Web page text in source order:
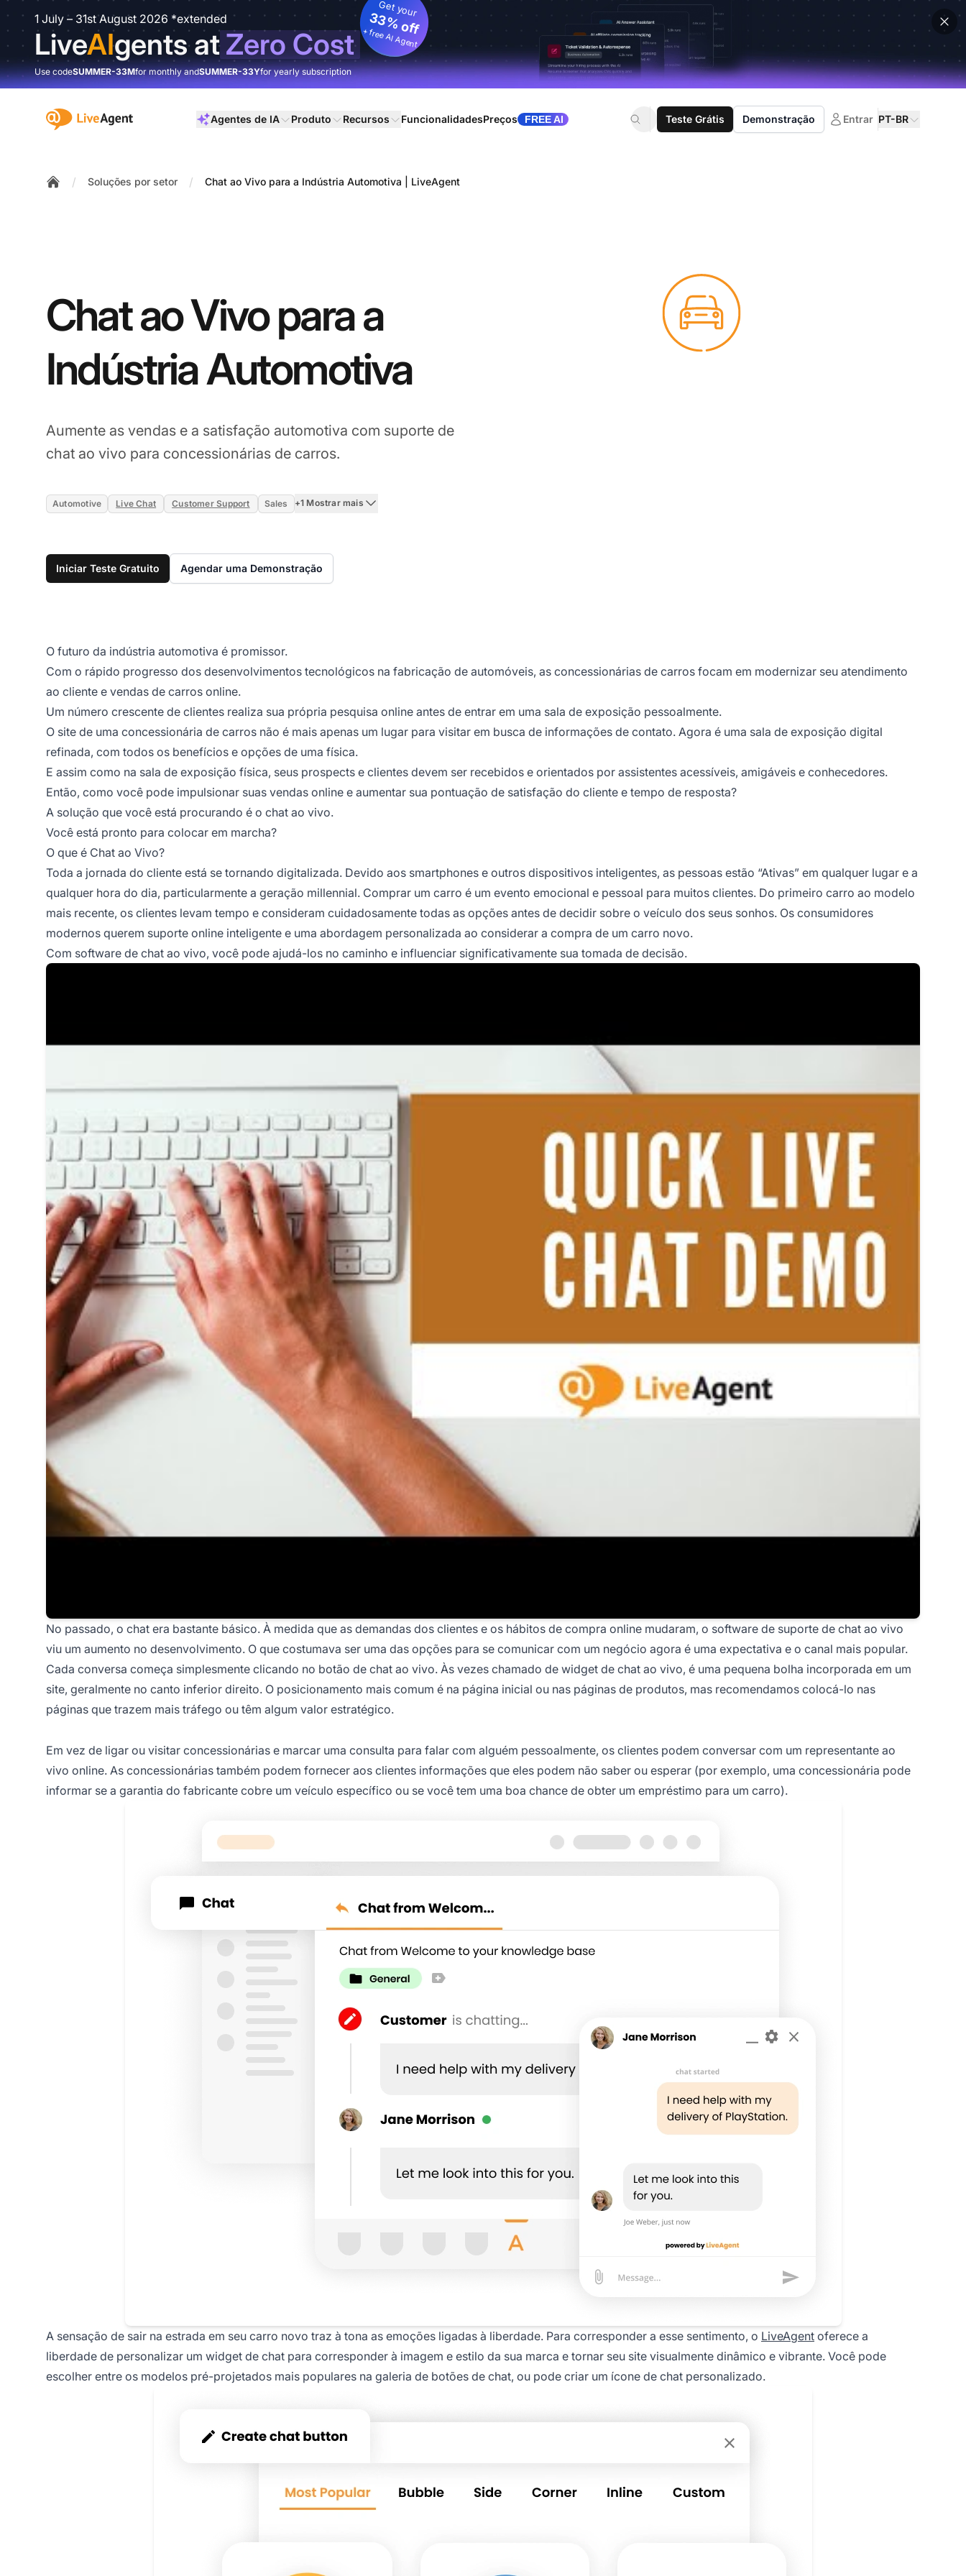
1 July – 31st August 2026 *extended
LiveAIgents atZero Cost
Get your
33% off
+ free AI Agent
Use codeSUMMER-33Mfor monthly andSUMMER-33Yfor yearly subscription
:site.title Agentes de IA Produto Recursos FuncionalidadesPreços FREE AI Teste Grátis Demonstração Entrar PT-BR
/ Soluções por setor / Chat ao Vivo para a Indústria Automotiva | LiveAgent
Chat ao Vivo para a
Indústria Automotiva
Aumente as vendas e a satisfação automotiva com suporte de
chat ao vivo para concessionárias de carros.
Automotive Live Chat Customer Support Sales +1 Mostrar mais
Iniciar Teste Gratuito Agendar uma Demonstração
O futuro da indústria automotiva é promissor.
Com o rápido progresso dos desenvolvimentos tecnológicos na fabricação de automóveis, as concessionárias de carros focam em modernizar seu atendimento
ao cliente e vendas de carros online.
Um número crescente de clientes realiza sua própria pesquisa online antes de entrar em uma sala de exposição pessoalmente.
O site de uma concessionária de carros não é mais apenas um lugar para visitar em busca de informações de contato. Agora é uma sala de exposição digital
refinada, com todos os benefícios e opções de uma física.
E assim como na sala de exposição física, seus prospects e clientes devem ser recebidos e orientados por assistentes acessíveis, amigáveis e conhecedores.
Então, como você pode impulsionar suas vendas online e aumentar sua pontuação de satisfação do cliente e tempo de resposta?
A solução que você está procurando é o chat ao vivo.
Você está pronto para colocar em marcha?
O que é Chat ao Vivo?
Toda a jornada do cliente está se tornando digitalizada. Devido aos smartphones e outros dispositivos inteligentes, as pessoas estão “Ativas” em qualquer lugar e a
qualquer hora do dia, particularmente a geração millennial. Comprar um carro é um evento emocional e pessoal para muitos clientes. Do primeiro carro ao modelo
mais recente, os clientes levam tempo e consideram cuidadosamente todas as opções antes de decidir sobre o veículo dos seus sonhos. Os consumidores
modernos querem suporte online inteligente e uma abordagem personalizada ao considerar a compra de um carro novo.
Com software de chat ao vivo, você pode ajudá-los no caminho e influenciar significativamente sua tomada de decisão.
No passado, o chat era bastante básico. À medida que as demandas dos clientes e os hábitos de compra online mudaram, o software de suporte de chat ao vivo
viu um aumento no desenvolvimento. O que costumava ser uma das opções para se comunicar com um negócio agora é uma expectativa e o canal mais popular.
Cada conversa começa simplesmente clicando no botão de chat ao vivo. Às vezes chamado de widget de chat ao vivo, é uma pequena bolha incorporada em um
site, geralmente no canto inferior direito. O posicionamento mais comum é na página inicial ou nas páginas de produtos, mas recomendamos colocá-lo nas
páginas que trazem mais tráfego ou têm algum valor estratégico.
Em vez de ligar ou visitar concessionárias e marcar uma consulta para falar com alguém pessoalmente, os clientes podem conversar com um representante ao
vivo online. As concessionárias também podem fornecer aos clientes informações que eles podem não saber ou esperar (por exemplo, uma concessionária pode
informar se a garantia do fabricante cobre um veículo específico ou se você tem uma boa chance de obter um empréstimo para um carro).
A sensação de sair na estrada em seu carro novo traz à tona as emoções ligadas à liberdade. Para corresponder a esse sentimento, o LiveAgent oferece a
liberdade de personalizar um widget de chat para corresponder à imagem e estilo da sua marca e tornar seu site visualmente dinâmico e vibrante. Você pode
escolher entre os modelos pré-projetados mais populares na galeria de botões de chat, ou pode criar um ícone de chat personalizado.